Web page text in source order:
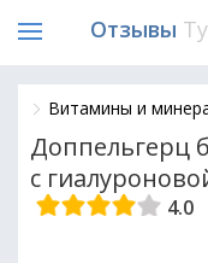
Отзывы
Витамины и
Доппельгерц
с
4.0